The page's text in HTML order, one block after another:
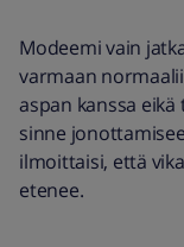
Modeemi vain
varmaan
aspan kanssa
sinne
ilmoittaisi, että
etenee.